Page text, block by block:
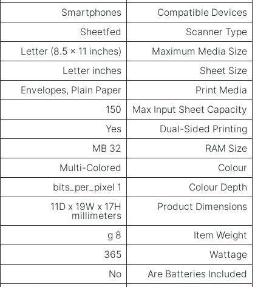
Compatible Devices
Smartphones
Scanner Type
Sheetfed
Maximum Media Size
Letter (8.5 x 11 inches)
Sheet Size
Letter inches
Print Media
Envelopes, Plain Paper
Max Input Sheet Capacity
150
Dual-Sided Printing
Yes
RAM Size
32 MB
Colour
Multi-Colored
Colour Depth
1 bits_per_pixel
Product Dimensions
11D x 19W x 17H
millimeters
Item Weight
8 g
Wattage
365
Are Batteries Included
No